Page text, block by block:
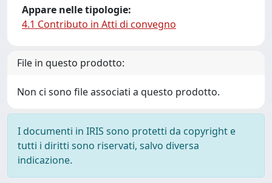
Appare nelle tipologie:
4.1 Contributo in Atti di convegno
File in questo prodotto:
Non ci sono file associati a questo prodotto.
I documenti in IRIS sono protetti da copyright e
tutti i diritti sono riservati, salvo diversa
indicazione.